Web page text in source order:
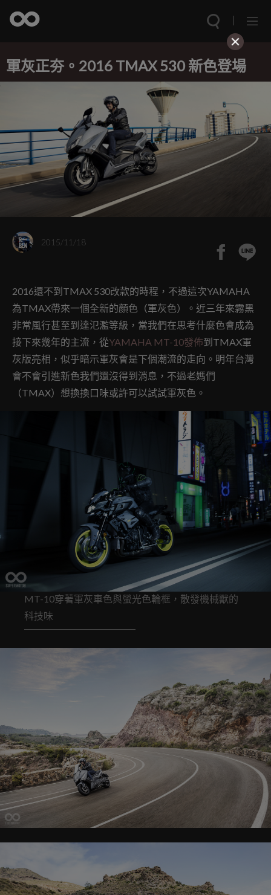
軍灰正夯。2016 TMAX 530 新色登場
2015/11/18
2016還不到TMAX 530改款的時程，不過這次YAMAHA
為TMAX帶來一個全新的顏色（軍灰色）。近三年來霧黑
非常風行甚至到達氾濫等級，當我們在思考什麼色會成為
接下來幾年的主流，從YAMAHA MT-10發佈到TMAX軍
灰版亮相，似乎暗示軍灰會是下個潮流的走向。明年台灣
會不會引進新色我們還沒得到消息，不過老媽們
（TMAX）想換換口味或許可以試試軍灰色。
MT-10穿著軍灰車色與螢光色輪框，散發機械獸的
科技味